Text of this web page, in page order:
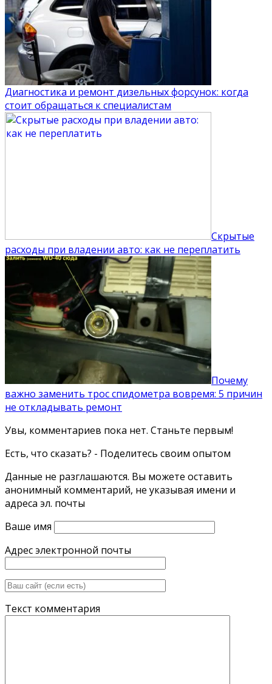
Диагностика и ремонт дизельных форсунок: когда
стоит обращаться к специалистам
Скрытые
расходы при владении авто: как не переплатить
Почему
важно заменить трос спидометра вовремя: 5 причин
не откладывать ремонт
Увы, комментариев пока нет. Станьте первым!
Есть, что сказать? - Поделитесь своим опытом
Данные не разглашаются. Вы можете оставить
анонимный комментарий, не указывая имени и
адреса эл. почты
Ваше имя
Адрес электронной почты
Текст комментария